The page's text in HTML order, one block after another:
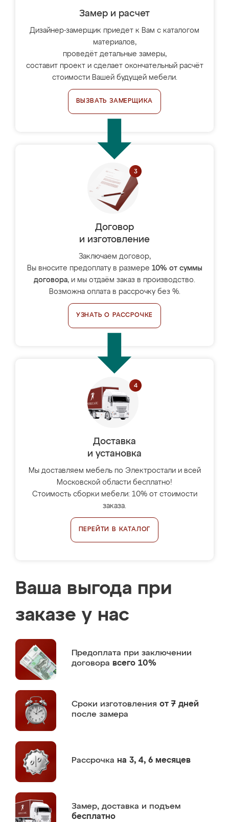
Замер и расчет
Дизайнер-замерщик приедет к Вам с каталогом
материалов,
проведёт детальные замеры,
составит проект и сделает окончательный расчёт
стоимости Вашей будущей мебели.
ВЫЗВАТЬ ЗАМЕРЩИКА
Договор
и изготовление
Заключаем договор,
Вы вносите предоплату в размере 10% от суммы
договора, и мы отдаём заказ в производство.
Возможна оплата в рассрочку без %.
УЗНАТЬ О РАССРОЧКЕ
Доставка
и установка
Мы доставляем мебель по Электростали и всей
Московской области бесплатно!
Стоимость сборки мебели: 10% от стоимости
заказа.
ПЕРЕЙТИ В КАТАЛОГ
Ваша выгода при
заказе у нас
Предоплата при заключении
договора всего 10%
Сроки изготовления от 7 дней
после замера
Рассрочка на 3, 4, 6 месяцев
Замер, доставка и подъем
бесплатно